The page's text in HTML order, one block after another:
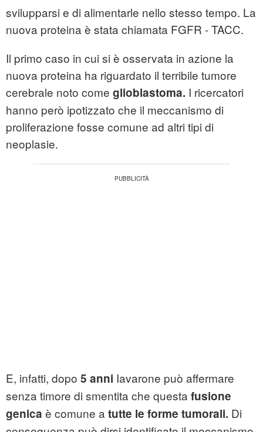
svilupparsi e di alimentarle nello stesso tempo. La
nuova proteina è stata chiamata FGFR - TACC.
Il primo caso in cui si è osservata in azione la
nuova proteina ha riguardato il terribile tumore
cerebrale noto come glioblastoma. I ricercatori
hanno però ipotizzato che il meccanismo di
proliferazione fosse comune ad altri tipi di
neoplasie.
E, infatti, dopo 5 anni Iavarone può affermare
senza timore di smentita che questa fusione
genica è comune a tutte le forme tumorali. Di